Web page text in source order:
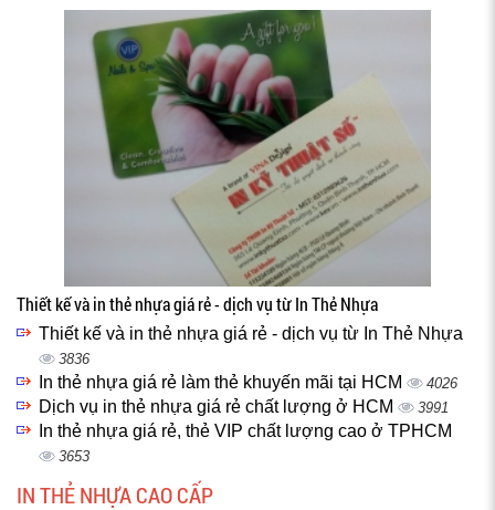
Thiết kế và in thẻ nhựa giá rẻ - dịch vụ từ In Thẻ Nhựa
Thiết kế và in thẻ nhựa giá rẻ - dịch vụ từ In Thẻ Nhựa
3836
In thẻ nhựa giá rẻ làm thẻ khuyến mãi tại HCM 4026
Dịch vụ in thẻ nhựa giá rẻ chất lượng ở HCM 3991
In thẻ nhựa giá rẻ, thẻ VIP chất lượng cao ở TPHCM
3653
IN THẺ NHỰA CAO CẤP